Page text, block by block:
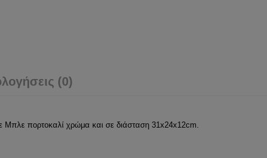
(0)
Μπλε πορτοκαλί χρώμα και σε διάσταση 31x24x12cm.